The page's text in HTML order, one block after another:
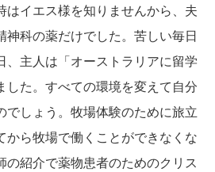
はイエス様を知りませんから、夫
神科の薬だけでした。苦しい毎日
、主人は「オーストラリアに留学
した。すべての環境を変えて自分
でしょう。牧場体験のために旅立
から牧場で働くことができなくな
の紹介で薬物患者のためのクリス